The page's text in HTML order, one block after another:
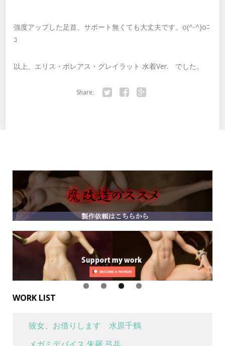
強度アップした足首、サポート無くても大丈夫です。o(^-^)oﾆ
ｺ
以上、エリス・ボレアス・グレイラット 水着Ver. でした。
Share:
WORK LIST
彼女、お借りします 水原千鶴